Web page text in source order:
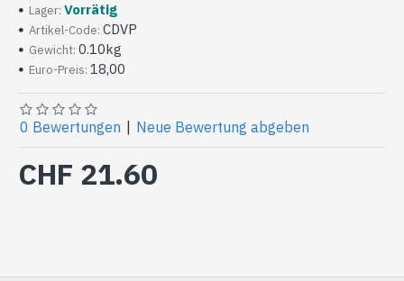
Lager: Vorrätig
Artikel-Code: CDVP
Gewicht: 0.10kg
Euro-Preis: 18,00
0 Bewertungen Neue Bewertung abgeben
CHF 21.60